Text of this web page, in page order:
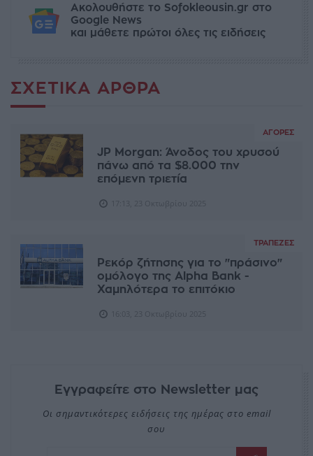
Ακολουθήστε το Sofokleousin.gr στο
Google News
και μάθετε πρώτοι όλες τις ειδήσεις
ΣΧΕΤΙΚΆ ΆΡΘΡΑ
ΑΓΟΡΈΣ
JP Morgan: Άνοδος του χρυσού
πάνω από τα $8.000 την
επόμενη τριετία
ΤΡΆΠΕΖΕΣ
Ρεκόρ ζήτησης για το "πράσινο"
ομόλογο της Alpha Bank -
Χαμηλότερα το επιτόκιο
Εγγραφείτε στο Newsletter μας
Οι σημαντικότερες ειδήσεις της ημέρας στο email
σου